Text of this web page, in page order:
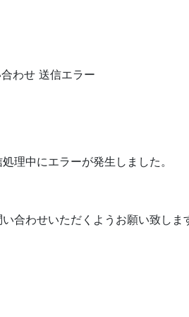
わせ 送信エラー
理中にエラーが発生しました。
合わせいただくようお願い致しま